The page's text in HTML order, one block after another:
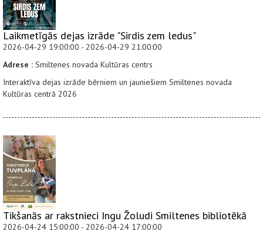
Laikmetīgās dejas izrāde "Sirdis zem ledus"
2026-04-29 19:00:00 - 2026-04-29 21:00:00
Adrese : Smiltenes novada Kultūras centrs
Interaktīva dejas izrāde bērniem un jauniešiem Smiltenes novada
Kultūras centrā 2026
Tikšanās ar rakstnieci Ingu Žoludi Smiltenes bibliotēkā
2026-04-24 15:00:00 - 2026-04-24 17:00:00